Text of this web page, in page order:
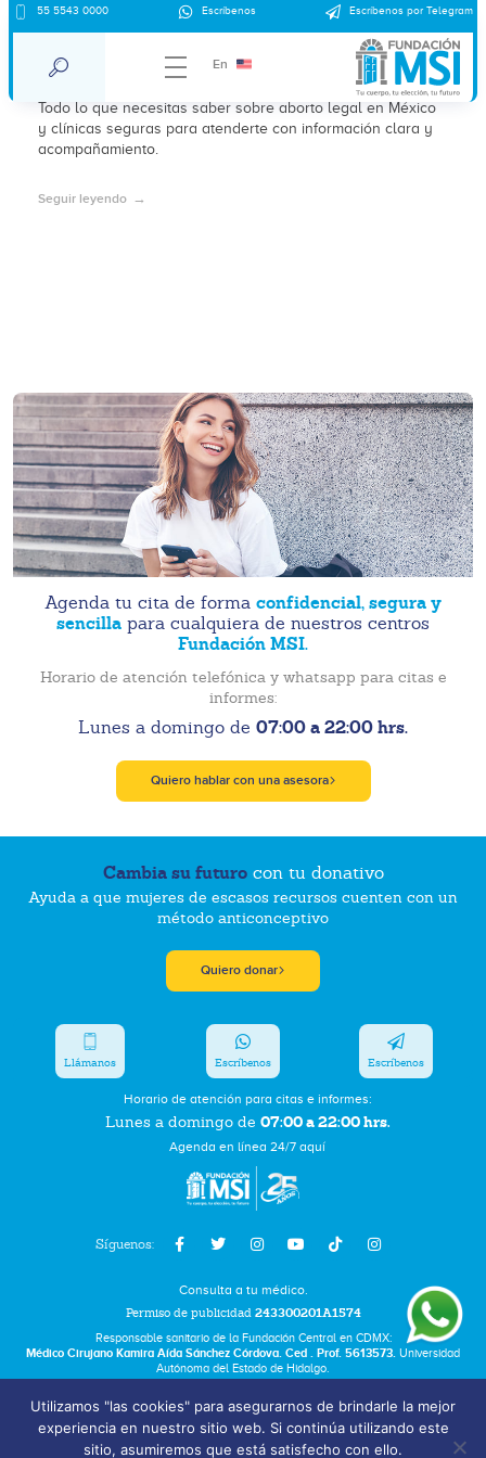
55 5543 0000 Escríbenos Escríbenos por Telegram
En
Aborto legal en México: clínicas seguras,
opciones y cómo elegir
Todo lo que necesitas saber sobre aborto legal en México
y clínicas seguras para atenderte con información clara y
acompañamiento.
Seguir leyendo
Agenda tu cita de forma confidencial, segura y
sencilla para cualquiera de nuestros centros
Fundación MSI.
Horario de atención telefónica y whatsapp para citas e
informes:
Lunes a domingo de 07:00 a 22:00 hrs.
Quiero hablar con una asesora
Cambia su futurocon tu donativo
Ayuda a que mujeres de escasos recursos cuenten con un
método anticonceptivo
Quiero donar
Síguenos:
Horario de atención para citas e informes:
Lunes a domingo de 07:00 a 22:00 hrs.
Agenda en línea 24/7 aquí
Llámanos Escríbenos Escríbenos
Consulta a tu médico.
Permiso de publicidad 243300201A1574
Responsable sanitario de la Fundación Central en CDMX:
Médico Cirujano Kamira Aída Sánchez Córdova. Ced . Prof. 5613573. Universidad
Autónoma del Estado de Hidalgo.
Términos y Condiciones
Bolsa de Trabajo
Utilizamos "las cookies" para asegurarnos de brindarle la mejor
experiencia en nuestro sitio web. Si continúa utilizando este
sitio, asumiremos que está satisfecho con ello.